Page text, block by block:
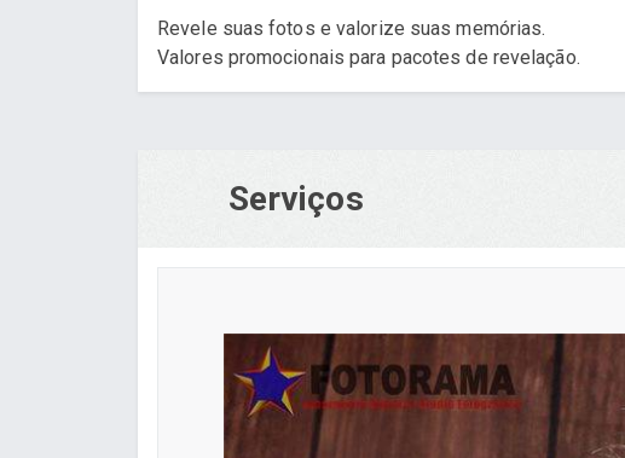
Revele suas fotos e valorize suas memórias.
Valores promocionais para pacotes de revelação.
Serviços